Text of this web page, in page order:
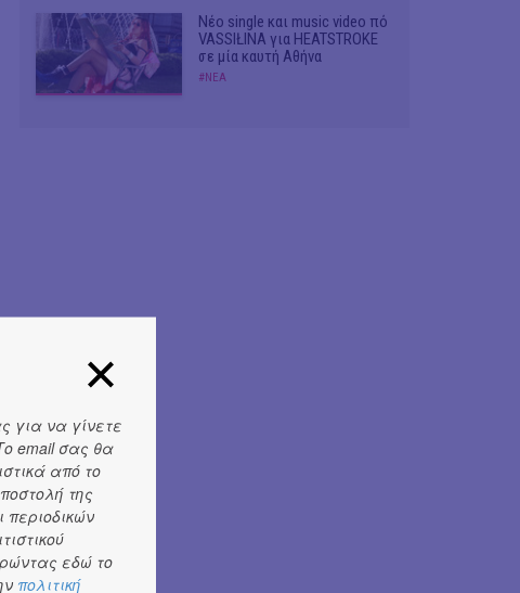
Νέο single και music video πό
VASSIŁINA για HEATSTROKE
σε μία καυτή Αθήνα
#ΝΕΑ
για να γίνετε
email σας θα
από το
της
περιοδικών
εδώ το
πολιτική